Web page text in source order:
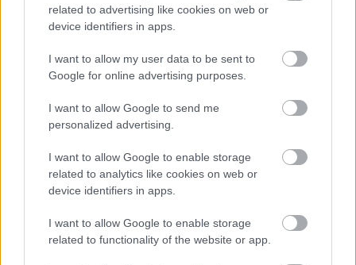
related to advertising like cookies on web or
device identifiers in apps.
I want to allow my user data to be sent to
Google for online advertising purposes.
I want to allow Google to send me
personalized advertising.
I want to allow Google to enable storage
related to analytics like cookies on web or
device identifiers in apps.
I want to allow Google to enable storage
related to functionality of the website or app.